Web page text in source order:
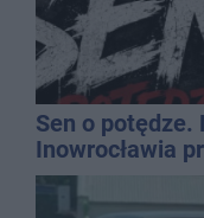
Sen o potędze.
Inowrocławia